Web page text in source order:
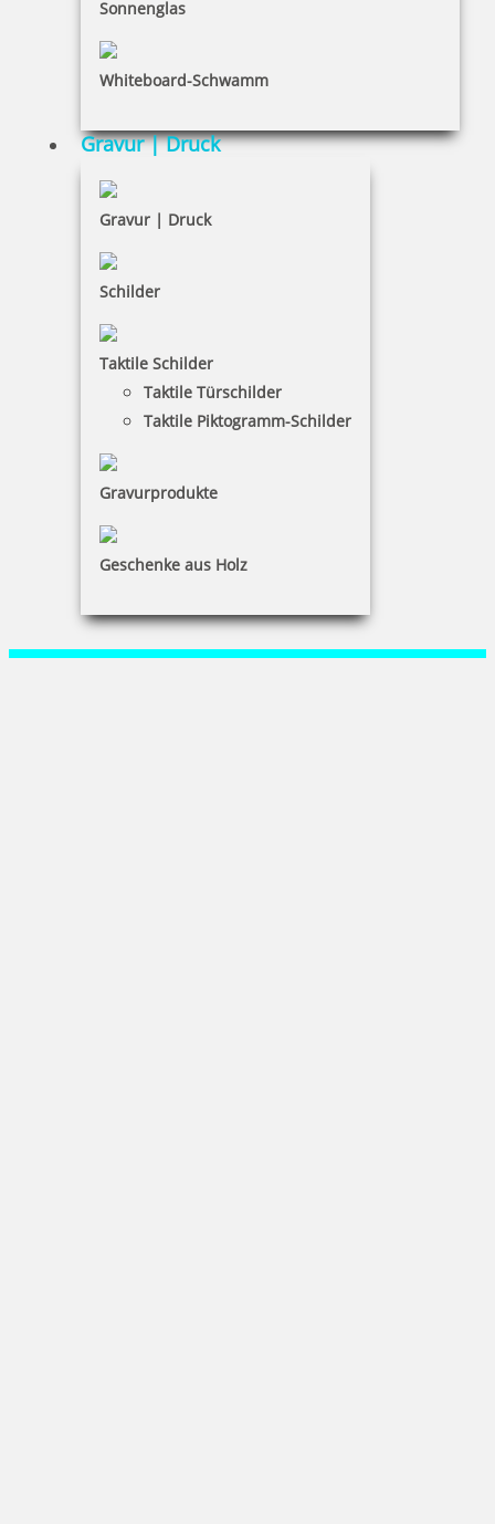
Sonnenglas
Whiteboard-Schwamm
Gravur | Druck
Gravur | Druck
Schilder
Taktile Schilder
Taktile Türschilder
Taktile Piktogramm-Schilder
Gravurprodukte
Geschenke aus Holz
Impressum
Widerruf
Barrierefreiheit
Vertrag widerrufen
Mein Konto
KONTAKT
Spezialists Service Agentur
René Jaeger
+49 (0) 3583 77 45 19